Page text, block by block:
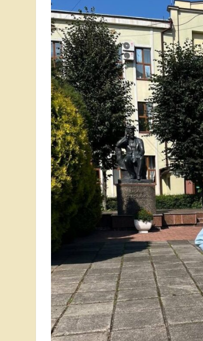
Остап Кардаш - бронзовий призер ІІ етапу
Всеукраїнської студентської олімпади з
історії в м. Житомирі